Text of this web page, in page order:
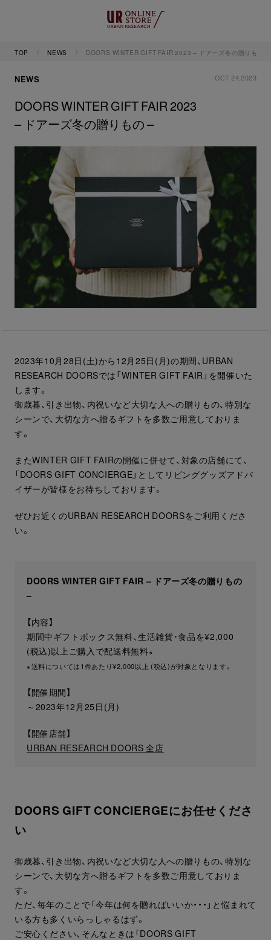
TOP NEWS DOORS WINTER GIFT FAIR 2023 – ドアーズ冬の贈りもの –
NEWS OCT 24,2023
DOORS WINTER GIFT FAIR 2023
– ドアーズ冬の贈りもの –
2023年10月28日(土)から12月25日(月)の期間、URBAN
RESEARCH DOORSでは「WINTER GIFT FAIR」を開催いた
します。
御歳暮、引き出物、内祝いなど大切な人への贈りもの、特別な
シーンで、大切な方へ贈るギフトを多数ご用意しておりま
す。
またWINTER GIFT FAIRの開催に併せて、対象の店舗にて、
「DOORS GIFT CONCIERGE」としてリビンググッズアドバ
イザーが皆様をお待ちしております。
ぜひお近くのURBAN RESEARCH DOORSをご利用くださ
い。
DOORS WINTER GIFT FAIR – ドアーズ冬の贈りもの
–
【内容】
期間中ギフトボックス無料、生活雑貨･食品を¥2,000
(税込)以上ご購入で配送料無料※
※送料については1件あたり¥2,000以上 (税込)が対象となります。
【開催期間】
～2023年12月25日(月)
【開催店舗】
URBAN RESEARCH DOORS 全店
DOORS GIFT CONCIERGEにお任せくださ
い
御歳暮、引き出物、内祝いなど大切な人への贈りもの、特別な
シーンで、大切な方へ贈るギフトを多数ご用意しておりま
す。
ただ、毎年のことで「今年は何を贈ればいいか・・・」と悩まれて
いる方も多くいらっしゃるはず。
ご安心ください、そんなときは「DOORS GIFT